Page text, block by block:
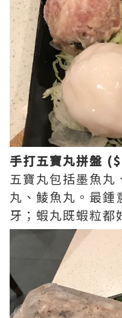
手打五寶丸拼盤
五寶丸包括墨魚丸
丸、鯪魚丸。最鍾
牙；蝦丸既蝦粒都